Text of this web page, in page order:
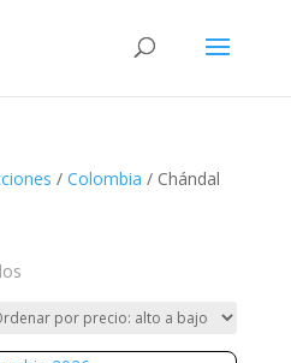
/ Colombia / Chándal
Ordenado
precio:
alto